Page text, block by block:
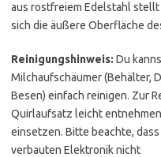
aus rostfreiem Edelstahl stellt
sich die äußere Oberfläche
Reinigungshinweis: Du
Milchaufschäumer (Behälter,
Besen) einfach reinigen. Zur
Quirlaufsatz leicht
einsetzen. Bitte beachte,
verbauten Elektronik nicht